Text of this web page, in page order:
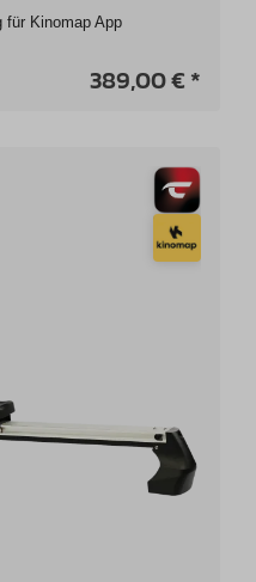
für Kinomap App
389,00 € *